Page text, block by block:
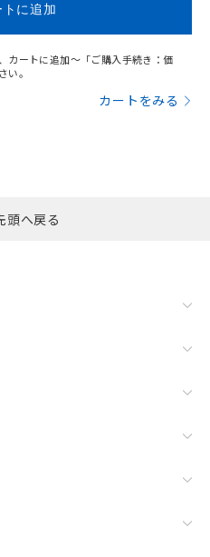
トに追加
カートに追加～「ご購入手続き：価
い。
カートをみる
頭へ戻る